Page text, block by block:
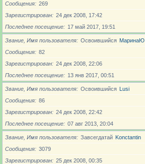
Сообщения
269
Зарегистрирован
24 дек 2008, 17:42
Последнее посещение
17 май 2017, 19:51
Звание, Имя пользователя Освоившийся МаринаЮ
Сообщения
82
Зарегистрирован
24 дек 2008, 22:06
Последнее посещение
13 янв 2017, 00:51
Звание, Имя пользователя Освоившийся Lusi
Сообщения
86
Зарегистрирован
24 дек 2008, 22:42
Последнее посещение
07 авг 2013, 20:04
Звание, Имя пользователя Завсегдатай Konctantin
Сообщения
3079
Зарегистрирован
25 дек 2008, 00:35